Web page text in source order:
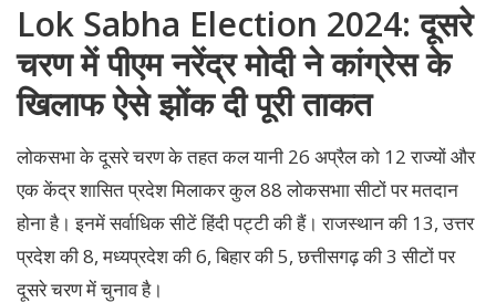
Lok Sabha Election 2024: दूसरे
चरण में पीएम नरेंद्र मोदी ने कांग्रेस के
खिलाफ ऐसे झोंक दी पूरी ताकत
लोकसभा के दूसरे चरण के तहत कल यानी 26 अप्रैल को 12 राज्यों और
एक केंद्र शासित प्रदेश मिलाकर कुल 88 लोकसभाा सीटों पर मतदान
होना है। इनमें सर्वाधिक सीटें हिंदी पट्टी की हैं। राजस्थान की 13, उत्तर
प्रदेश की 8, मध्यप्रदेश की 6, बिहार की 5, छत्तीसगढ़ की 3 सीटों पर
दूसरे चरण में चुनाव है।